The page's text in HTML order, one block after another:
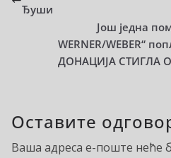
Ђуши
Још једна
WERNER/WEBER“
ДОНАЦИЈА СТИГЛА
Оставите
Ваша адреса е-поште неће